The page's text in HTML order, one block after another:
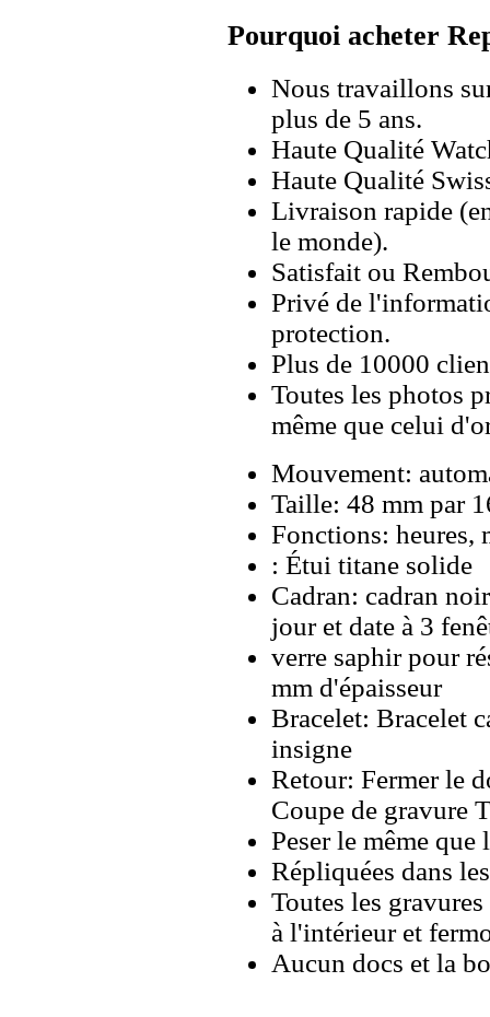
Pourquoi acheter
Nous travaillons
plus de 5 ans.
Haute Qualité
Haute Qualité
Livraison rapide
le monde).
Satisfait ou
Privé de
protection.
Plus de 10000
Toutes les photos
même que celui
Mouvement:
Taille: 48 mm par
Fonctions: heures,
: Étui titane solide
Cadran: cadran
jour et date à 3
verre saphir pour
mm d'épaisseur
Bracelet: Bracelet
insigne
Retour: Fermer le
Coupe de gravure
Peser le même
Répliquées dans
Toutes les
à l'intérieur et
Aucun docs et la